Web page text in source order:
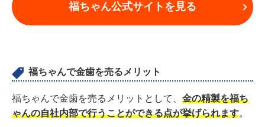
福ちゃん公式サイトを見る
福ちゃんで金歯を売るメリット
福ちゃんで金歯を売るメリットとして、 金の精製を福ち
ゃんの自社内部で行うことができる点が挙げられます。